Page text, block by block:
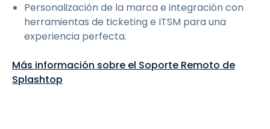
Personalización de la marca e integración con
herramientas de ticketing e ITSM para una
experiencia perfecta.
Más información sobre el Soporte Remoto de
Splashtop